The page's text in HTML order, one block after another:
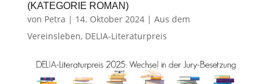
(KATEGORIE ROMAN)
von Petra | 14. Oktober 2024| Aus dem
Vereinsleben, DELIA-Literaturpreis